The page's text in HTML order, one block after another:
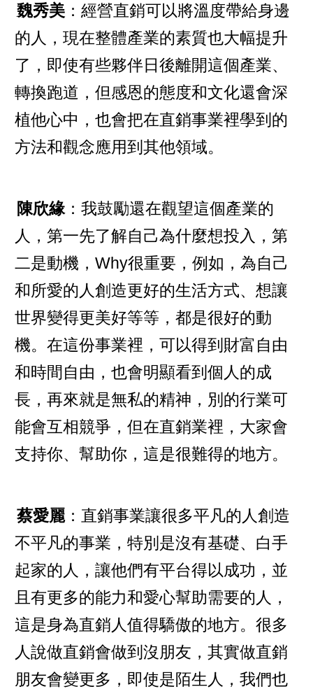
魏秀美 ：經營直銷可以將溫度帶給身邊
的人，現在整體產業的素質也大幅提升
了，即使有些夥伴日後離開這個產業、
轉換跑道，但感恩的態度和文化還會深
植他心中，也會把在直銷事業裡學到的
方法和觀念應用到其他領域。
陳欣緣：我鼓勵還在觀望這個產業的
人，第一先了解自己為什麼想投入，第
二是動機，Why很重要，例如，為自己
和所愛的人創造更好的生活方式、想讓
世界變得更美好等等，都是很好的動
機。在這份事業裡，可以得到財富自由
和時間自由，也會明顯看到個人的成
長，再來就是無私的精神，別的行業可
能會互相競爭，但在直銷業裡，大家會
支持你、幫助你，這是很難得的地方。
蔡愛麗：直銷事業讓很多平凡的人創造
不平凡的事業，特別是沒有基礎、白手
起家的人，讓他們有平台得以成功，並
且有更多的能力和愛心幫助需要的人，
這是身為直銷人值得驕傲的地方。很多
人說做直銷會做到沒朋友，其實做直銷
朋友會變更多，即使是陌生人，我們也